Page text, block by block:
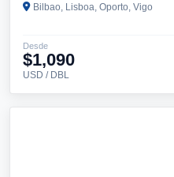
Bilbao, Lisboa, Oporto, Vigo
Desde
$1,090
USD / DBL